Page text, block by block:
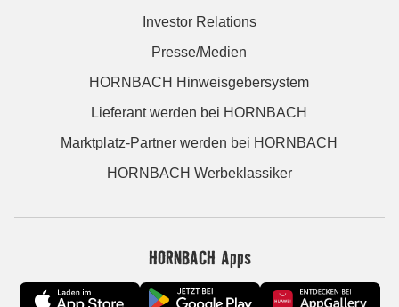
Investor Relations
Presse/Medien
HORNBACH Hinweisgebersystem
Lieferant werden bei HORNBACH
Marktplatz-Partner werden bei HORNBACH
HORNBACH Werbeklassiker
HORNBACH Apps